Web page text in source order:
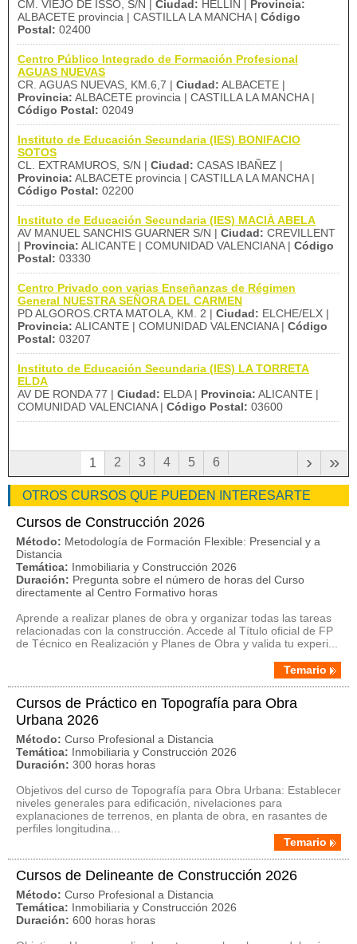
CM. VIEJO DE ISSO, S/N | Ciudad: HELLIN | Provincia:
ALBACETE provincia | CASTILLA LA MANCHA | Código
Postal: 02400
Centro Público Integrado de Formación Profesional
AGUAS NUEVAS
CR. AGUAS NUEVAS, KM.6,7 | Ciudad: ALBACETE |
Provincia: ALBACETE provincia | CASTILLA LA MANCHA |
Código Postal: 02049
Instituto de Educación Secundaria (IES) BONIFACIO
SOTOS
CL. EXTRAMUROS, S/N | Ciudad: CASAS IBAÑEZ |
Provincia: ALBACETE provincia | CASTILLA LA MANCHA |
Código Postal: 02200
Instituto de Educación Secundaria (IES) MACIÀ ABELA
AV MANUEL SANCHIS GUARNER S/N | Ciudad: CREVILLENT
| Provincia: ALICANTE | COMUNIDAD VALENCIANA | Código
Postal: 03330
Centro Privado con varias Enseñanzas de Régimen
General NUESTRA SEÑORA DEL CARMEN
PD ALGOROS.CRTA MATOLA, KM. 2 | Ciudad: ELCHE/ELX |
Provincia: ALICANTE | COMUNIDAD VALENCIANA | Código
Postal: 03207
Instituto de Educación Secundaria (IES) LA TORRETA
ELDA
AV DE RONDA 77 | Ciudad: ELDA | Provincia: ALICANTE |
COMUNIDAD VALENCIANA | Código Postal: 03600
1 2 3 4 5 6 »
›
OTROS CURSOS QUE PUEDEN INTERESARTE
Cursos de Construcción 2026
Método: Metodología de Formación Flexible: Presencial y a
Distancia
Temática: Inmobiliaria y Construcción 2026
Duración: Pregunta sobre el número de horas del Curso
directamente al Centro Formativo horas
Aprende a realizar planes de obra y organizar todas las tareas
relacionadas con la construcción. Accede al Título oficial de FP
de Técnico en Realización y Planes de Obra y valida tu experi...
Temario
Cursos de Práctico en Topografía para Obra
Urbana 2026
Método: Curso Profesional a Distancia
Temática: Inmobiliaria y Construcción 2026
Duración: 300 horas horas
Objetivos del curso de Topografía para Obra Urbana: Establecer
niveles generales para edificación, nivelaciones para
explanaciones de terrenos, en planta de obra, en rasantes de
perfiles longitudina...
Temario
Cursos de Delineante de Construcción 2026
Método: Curso Profesional a Distancia
Temática: Inmobiliaria y Construcción 2026
Duración: 600 horas horas